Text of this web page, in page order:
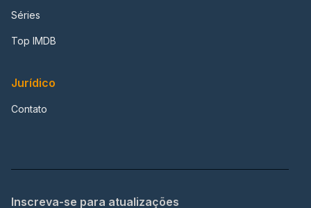
Séries
Top IMDB
Jurídico
Contato
Inscreva-se para atualizações